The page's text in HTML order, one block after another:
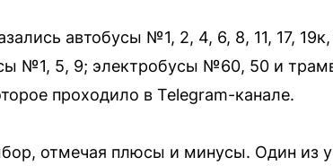
автобусы №1, 2, 4, 6, 8, 11, 17,
№1, 5, 9; электробусы №60, 50 и
проходило в Telegram-канале.
отмечая плюсы и минусы. Один из